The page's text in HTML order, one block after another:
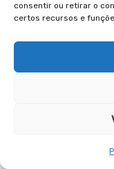
consentir ou retirar o
certos recursos e
Não. Apesar de
de que todas as
universal do
Por que